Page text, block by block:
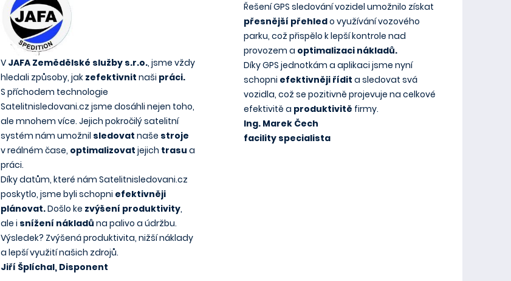
V JAFA Zemědělské služby s.r.o., jsme vždy
hledali způsoby, jak zefektivnit naši práci.
S příchodem technologie
Satelitnisledovani.cz jsme dosáhli nejen toho,
ale mnohem více. Jejich pokročilý satelitní
systém nám umožnil sledovat naše stroje
v reálném čase, optimalizovat jejich trasu a
práci.
Díky datům, které nám Satelitnisledovani.cz
poskytlo, jsme byli schopni efektivněji
plánovat.Došlo ke zvýšení produktivity,
ale i snížení nákladů na palivo a údržbu.
Výsledek? Zvýšená produktivita, nižší náklady
a lepší využití našich zdrojů.
Jiří Šplíchal, Disponent
Řešení GPS sledování vozidel umožnilo získat
přesnější přehledo využívání vozového
parku, což přispělo k lepší kontrole nad
provozem a optimalizaci nákladů.
Díky GPS jednotkám a aplikaci jsme nyní
schopni efektivněji řídit a sledovat svá
vozidla, což se pozitivně projevuje na celkové
efektivitě a produktivitě firmy.
Ing. Marek Čech
facility specialista